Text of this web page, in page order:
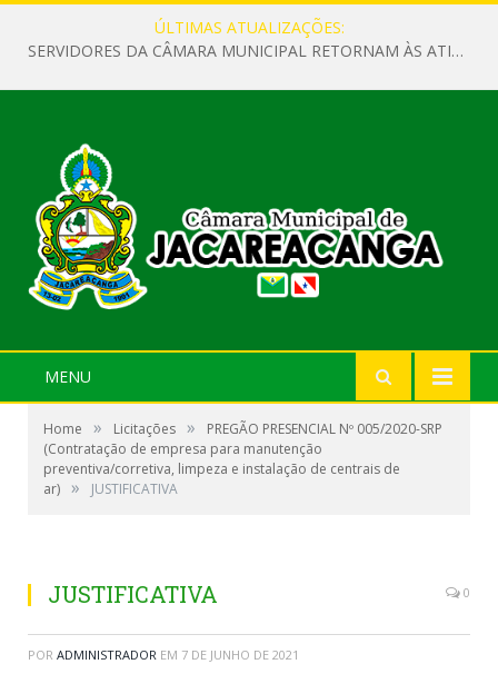
ÚLTIMAS ATUALIZAÇÕES:
SERVIDORES DA CÂMARA MUNICIPAL RETORNAM ÀS ATIVIDADES APÓS O RECESSO PARLAMENTAR
MENU
Home » Licitações »
PREGÃO PRESENCIAL Nº 005/2020-SRP
(Contratação de empresa para manutenção
preventiva/corretiva, limpeza e instalação de centrais de
ar) » JUSTIFICATIVA
JUSTIFICATIVA 0
POR ADMINISTRADOR EM 7 DE JUNHO DE 2021